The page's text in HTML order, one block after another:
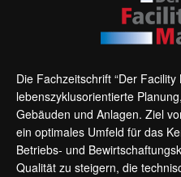
Die Fachzeitschrift “Der
lebenszyklusorientierte
Gebäuden und Anlagen. Ziel
ein optimales Umfeld für das
Betriebs- und
Qualität zu steigern, die